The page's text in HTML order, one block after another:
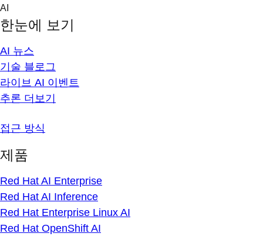
Skip
content
AI
한눈에 보기
AI 뉴스
기술 블로그
라이브 AI 이벤트
추론 더보기
접근 방식
제품
Red Hat AI Enterprise
Red Hat AI Inference
Red Hat Enterprise Linux AI
Red Hat OpenShift AI